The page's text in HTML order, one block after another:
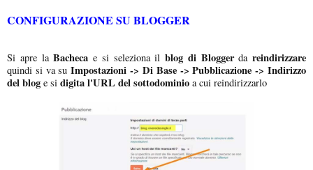
CONFIGURAZIONE SU BLOGGER
Si apre laBacheca e si seleziona il blog di Bloggerdareindirizzare
quindi si va suImpostazioni -> Di Base -> Pubblicazione -> Indirizzo
del blog e si digita l'URL del sottodominio a cui reindirizzarlo